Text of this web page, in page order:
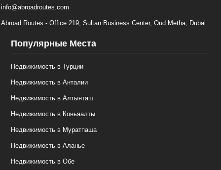
info@abroadroutes.com
Abroad Routes - Office 219, Sultan Business Center, Oud Metha, Dubai
Популярные Места
Недвижимость в Турции
Недвижимость в Анталии
Недвижимость в Алтынташ
Недвижимость в Коньяалты
Недвижимость в Муратпаша
Недвижимость в Аланье
Недвижимость в Обе